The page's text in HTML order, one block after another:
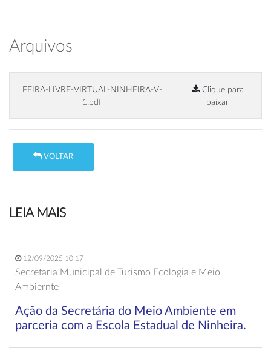
Arquivos
FEIRA-LIVRE-VIRTUAL-NINHEIRA-V-
1.pdf
Clique para
baixar
VOLTAR
LEIA MAIS
12/09/2025 10:17
Secretaria Municipal de Turismo Ecologia e Meio
Ambiernte
Ação da Secretária do Meio Ambiente em
parceria com a Escola Estadual de Ninheira.